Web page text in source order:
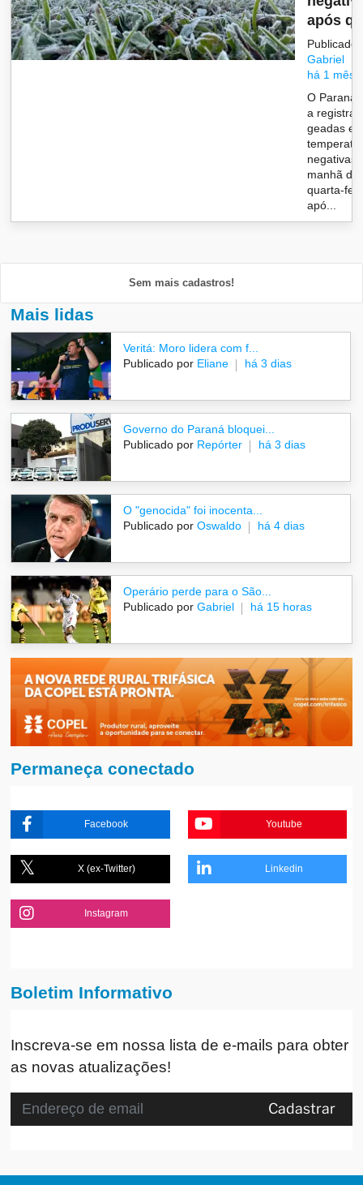
após
Publicado
Gabriel
há 1 mês
O Paraná
a registrar
geadas e
negativas
manhã
quarta-
apó...
Sem mais cadastros!
Mais lidas
Veritá: Moro lidera com f...
Publicado por Eliane há 3 dias
Governo do Paraná bloquei...
Publicado por Repórter há 3 dias
O "genocida" foi inocenta...
Publicado por Oswaldo há 4 dias
Operário perde para o São...
Publicado por Gabriel há 15 horas
Permaneça conectado
Facebook Youtube
X (ex-Twitter) Linkedin
Instagram
Boletim Informativo
Inscreva-se em nossa lista de e-mails para obter
as novas atualizações!
Cadastrar